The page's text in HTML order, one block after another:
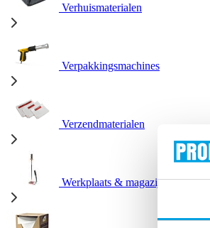
Verhuismaterialen
Verpakkingsmachines
Verzendmaterialen
Werkplaats & magazijn